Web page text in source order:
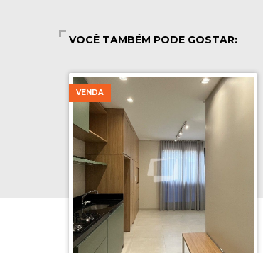
VOCÊ TAMBÉM PODE GOSTAR:
VENDA